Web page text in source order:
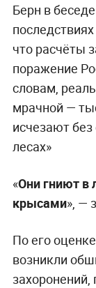
Берн в
что расчёты
поражение
словам,
мрачной —
исчезают без
лесах»
«Они гниют в
крысами», —
По его
возникли
захоронений,